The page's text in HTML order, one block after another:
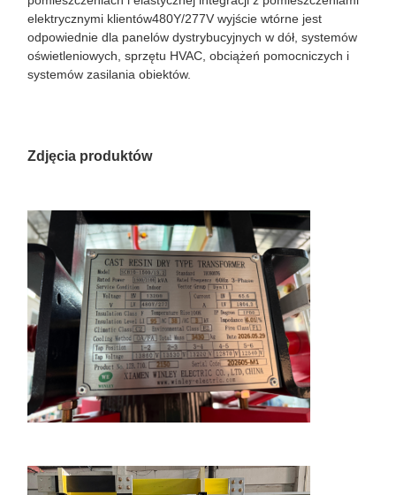
elektrycznymi klientów480Y/277V wyjście wtórne jest
odpowiednie dla panelów dystrybucyjnych w dół, systemów
oświetleniowych, sprzętu HVAC, obciążeń pomocniczych i
systemów zasilania obiektów.
Zdjęcia produktów